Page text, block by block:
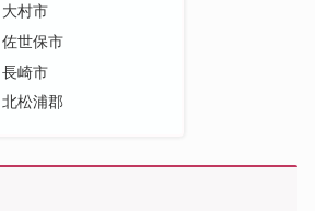
大村市
佐世保市
長崎市
北松浦郡